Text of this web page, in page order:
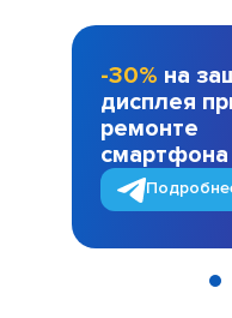
-30% на
дисплея
ремонте
смартфона